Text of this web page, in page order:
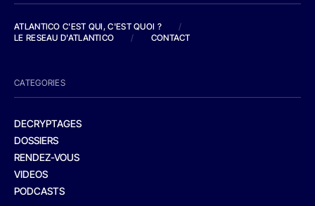
ATLANTICO C'EST QUI, C'EST QUOI ?
/
LE RESEAU D'ATLANTICO
/ CONTACT
CATEGORIES
DECRYPTAGES
DOSSIERS
RENDEZ-VOUS
VIDEOS
PODCASTS